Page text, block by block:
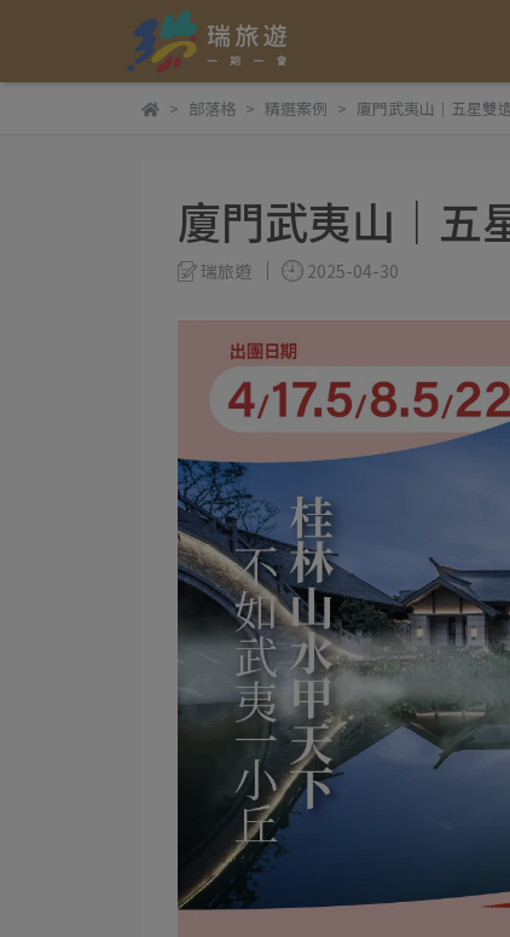
部落格 精選案例 廈門武夷山｜五星雙
廈門武夷山｜五
瑞旅遊 2025-04-30